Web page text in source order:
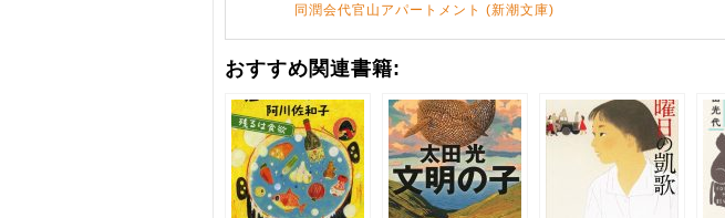
同潤会代官山アパートメント (新潮文庫)
おすすめ関連書籍: